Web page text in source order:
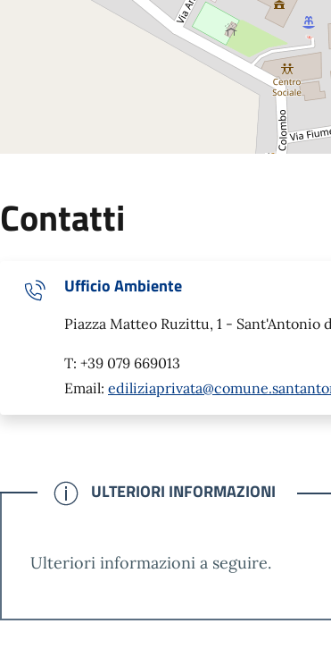
Contatti
Ufficio Ambiente
Piazza Matteo Ruzittu, 1 - Sant'Antonio
T: +39 079 669013
Email:
CONFERMATO
ULTERIORI INFORMAZIONI
Ulteriori informazioni a seguire.